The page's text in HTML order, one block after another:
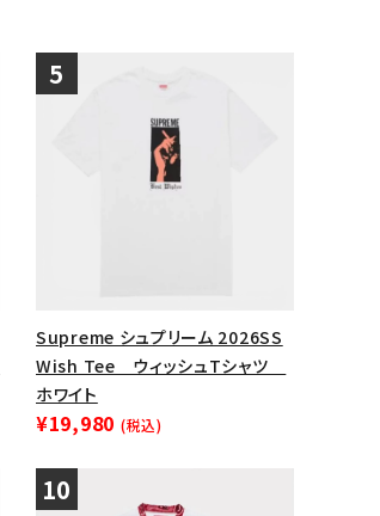
Supreme シュプリーム 2026SS
Wish Tee ウィッシュTシャツ
ホワイト
¥19,980 (税込)